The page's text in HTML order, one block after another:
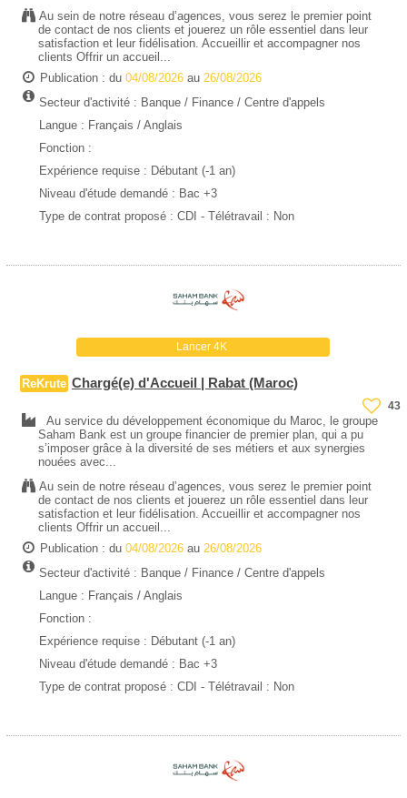
Au sein de notre réseau d’agences, vous serez le premier point
de contact de nos clients et jouerez un rôle essentiel dans leur
satisfaction et leur fidélisation. Accueillir et accompagner nos
clients Offrir un accueil...
Publication : du 04/08/2026 au 26/08/2026
Secteur d'activité : Banque / Finance / Centre d'appels
Langue : Français / Anglais
Fonction :
Expérience requise : Débutant (-1 an)
Niveau d'étude demandé : Bac +3
Type de contrat proposé : CDI - Télétravail : Non
Lancer 4K
ReKrute Chargé(e) d'Accueil | Rabat (Maroc)
43
Au service du développement économique du Maroc, le groupe
Saham Bank est un groupe financier de premier plan, qui a pu
s’imposer grâce à la diversité de ses métiers et aux synergies
nouées avec...
Au sein de notre réseau d’agences, vous serez le premier point
de contact de nos clients et jouerez un rôle essentiel dans leur
satisfaction et leur fidélisation. Accueillir et accompagner nos
clients Offrir un accueil...
Publication : du 04/08/2026 au 26/08/2026
Secteur d'activité : Banque / Finance / Centre d'appels
Langue : Français / Anglais
Fonction :
Expérience requise : Débutant (-1 an)
Niveau d'étude demandé : Bac +3
Type de contrat proposé : CDI - Télétravail : Non